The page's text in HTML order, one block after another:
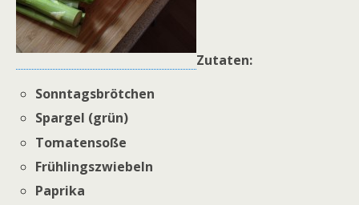
Zutaten:
Sonntagsbrötchen
Spargel (grün)
Tomatensoße
Frühlingszwiebeln
Paprika